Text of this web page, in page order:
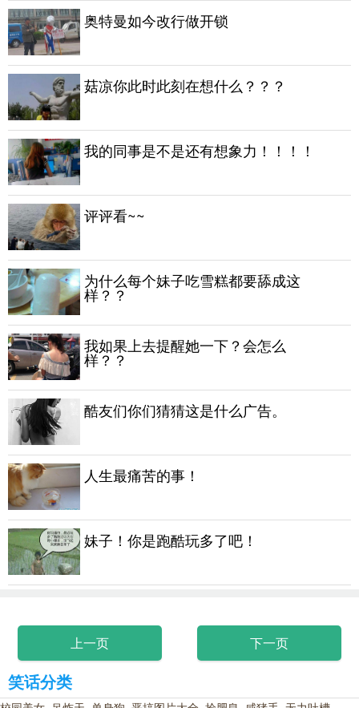
奥特曼如今改行做开锁
菇凉你此时此刻在想什么？？？
我的同事是不是还有想象力！！！！
评评看~~
为什么每个妹子吃雪糕都要舔成这
样？？
我如果上去提醒她一下？会怎么
样？？
酷友们你们猜猜这是什么广告。
人生最痛苦的事！
妹子！你是跑酷玩多了吧！
上一页 下一页
笑话分类